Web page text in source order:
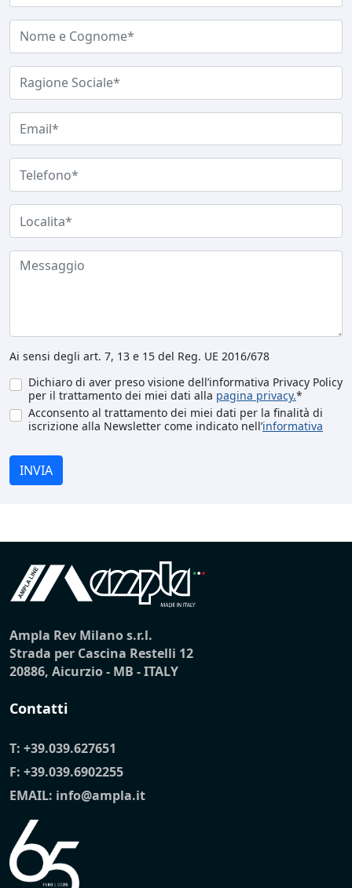
Ai sensi degli art. 7, 13 e 15 del Reg. UE 2016/678
Dichiaro di aver preso visione dell’informativa Privacy Policy
per il trattamento dei miei dati alla pagina privacy.*
Acconsento al trattamento dei miei dati per la finalità di
iscrizione alla Newsletter come indicato nell’informativa
INVIA
Ampla Rev Milano s.r.l.
Strada per Cascina Restelli 12
20886, Aicurzio - MB - ITALY
Contatti
T: +39.039.627651
F: +39.039.6902255
EMAIL: info@ampla.it